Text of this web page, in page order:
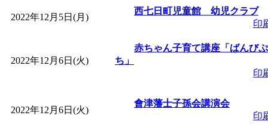
「皆鶴姫のこびる塾
～」 受付期間：～
子育て講座「ばん
2026/07/10～2026/08/
2022年12月5日(月)
西七日町児童館 幼児クラブ
印
2022年12月6日(火)
赤ちゃん子育て講座「ばんびぷ
ち」
印
2022年12月6日(火)
會津藩士子孫会講演会
印